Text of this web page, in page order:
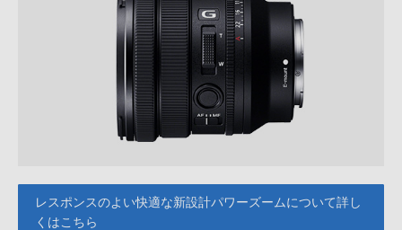
レスポンスのよい快適な新設計パワーズームについて詳し
くはこちら